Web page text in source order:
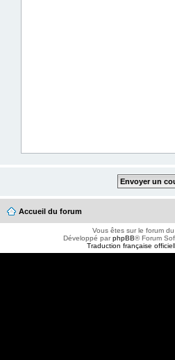
Accueil du forum
Vous êtes sur le forum du
Développé parphpBB® Forum
Traduction française